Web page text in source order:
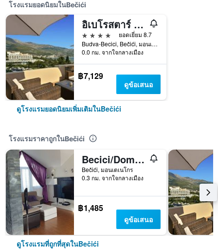
โรงแรมยอดนิยมในBečići
อิเบโรสตาร์ เวฟส์ เบลเลอวู
4 ดาว
ยอดเยี่ยม 8.7
Budva-Becici, Bečići, มอนเตเนโกร
0.0 กม. จากใจกลางเมือง
฿7,129
ดูข้อเสนอ
ดูโรงแรมยอดนิยมเพิ่มเติมในBečići
โรงแรมราคาถูกในBečići
Becici/Domador Rooms & Apartments
Bečići, มอนเตเนโกร
0.3 กม. จากใจกลางเมือง
฿1,485
ดูข้อเสนอ
ดูโรงแรมที่ถูกที่สุดในBečići